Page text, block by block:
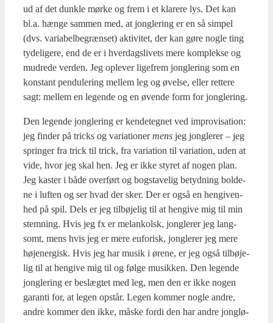
ud af det dunk­le mør­ke og frem i et kla­re­re lys. Det kan
bl.a. hæn­ge sam­men med, at jong­le­ring er en så sim­pel
(dvs. vari­a­bel­be­græn­set) akti­vi­tet, der kan gøre nog­le ting
tyde­li­ge­re, end de er i hver­dags­li­vets mere kom­plek­se og
mud­re­de ver­den. Jeg ople­ver lige­frem jong­le­ring som en
kon­stant pen­du­le­ring mel­lem leg og øvel­se, eller ret­te­re
sagt: mel­lem en legen­de og en øven­de form for jong­le­ring.
Den legen­de jong­le­ring er ken­de­teg­net ved impro­vi­sa­tion:
jeg fin­der på tri­cks og vari­a­tio­nermens jeg jong­le­rer – jeg
sprin­ger fra tri­ck til tri­ck, fra vari­a­tion til vari­a­tion, uden at
vide, hvor jeg skal hen. Jeg er ikke sty­ret af nogen plan.
Jeg kaster i både over­ført og bog­sta­ve­lig betyd­ning bol­de­
ne i luf­ten og ser hvad der sker. Der er også en hen­gi­ven­
hed på spil. Dels er jeg til­bø­je­lig til at hen­gi­ve mig til min
stem­ning. Hvis jeg fx er melan­kolsk, jong­le­rer jeg lang­
somt, mens hvis jeg er mere euforisk, jong­le­rer jeg mere
høje­ner­gisk. Hvis jeg har musik i øre­ne, er jeg også til­bø­je­
lig til at hen­gi­ve mig til og føl­ge musik­ken. Den legen­de
jong­le­ring er beslæg­tet med leg, men den er ikke nogen
garan­ti for, at legen opstår. Legen kom­mer nog­le andre,
andre kom­mer den ikke, måske for­di den har andre jong­lø­